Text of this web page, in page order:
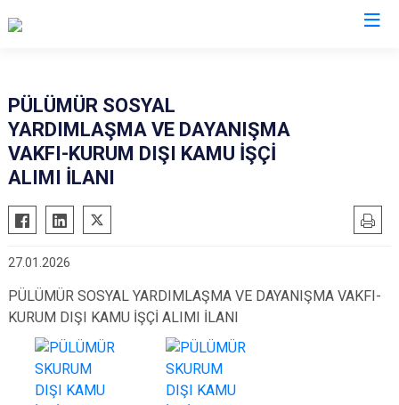
Çemişgezek
Hozat
Nazımiye
Pülümür
PÜLÜMÜR SOSYAL
YARDIMLAŞMA VE DAYANIŞMA
VAKFI-KURUM DIŞI KAMU İŞÇİ
ALIMI İLANI
27.01.2026
PÜLÜMÜR SOSYAL YARDIMLAŞMA VE DAYANIŞMA VAKFI-
KURUM DIŞI KAMU İŞÇİ ALIMI İLANI